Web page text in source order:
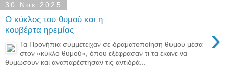
30 Νοε 2025
Ο κύκλος του θυμού και η
κουβέρτα ηρεμίας
›
Τα Προνήπια συμμετείχαν σε δραματοποίηση θυμού μέσα
στον «κύκλο θυμού», όπου εξέφρασαν τι τα έκανε να
θυμώσουν και αναπαρέστησαν τις αντιδρά...